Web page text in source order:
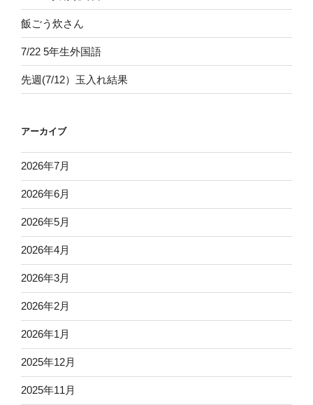
飯ごう炊さん
7/22 5年生外国語
先週(7/12）玉入れ結果
アーカイブ
2026年7月
2026年6月
2026年5月
2026年4月
2026年3月
2026年2月
2026年1月
2025年12月
2025年11月